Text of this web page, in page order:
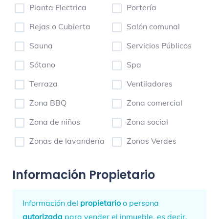
Planta Electrica
Portería
Rejas o Cubierta
Salón comunal
Sauna
Servicios Públicos
Sótano
Spa
Terraza
Ventiladores
Zona BBQ
Zona comercial
Zona de niños
Zona social
Zonas de lavandería
Zonas Verdes
Información Propietario
Información del propietario o persona
autorizada para vender el inmueble, es decir,